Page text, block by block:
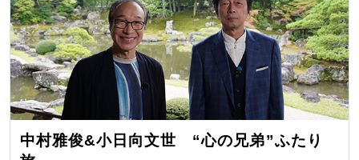
中村雅俊&小日向文世 “心の兄弟”ふたり